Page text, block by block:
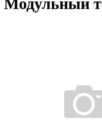
Модульный